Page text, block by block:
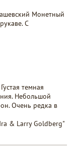
Монетный
С
темная
Небольшой
Очень редка в
& Larry Goldberg"